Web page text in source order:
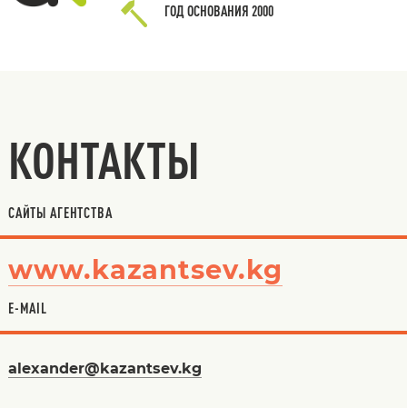
ГОД ОСНОВАНИЯ 2000
КОНТАКТЫ
САЙТЫ АГЕНТСТВА
www.kazantsev.kg
E-MAIL
alexander@kazantsev.kg